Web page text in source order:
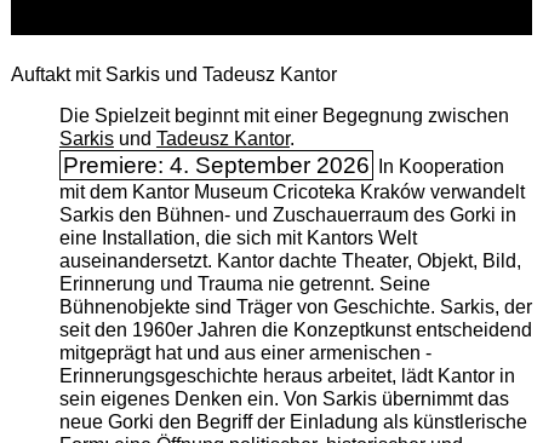
Auftakt mit Sarkis und Tadeusz Kantor
Die Spielzeit beginnt mit einer Begegnung zwischen
Sarkisund Tadeusz Kantor.
Premiere: 4. September 2026
In Kooperation
mit dem Kantor Museum Cricoteka Kraków verwandelt
Sarkis den Bühnen- und Zuschauerraum des Gorki in
eine Installation, die sich mit Kantors Welt
auseinandersetzt. Kantor dachte Theater, Objekt, Bild,
Erinnerung und Trauma nie getrennt. Seine
Bühnenobjekte sind Träger von Geschichte. Sarkis, der
seit den 1960er Jahren die Konzeptkunst entscheidend
mitgeprägt hat und aus einer armenischen ­
Erinnerungsgeschichte heraus arbeitet, lädt Kantor in
sein eigenes Denken ein. Von Sarkis übernimmt das
neue Gorki den Begriff der Einladung als künstlerische